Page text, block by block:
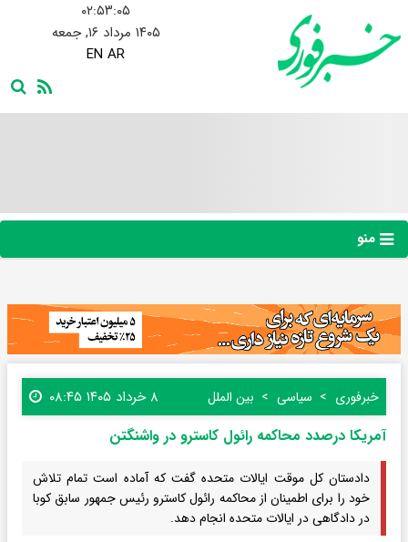
۰۲:۵۳:۰۵
۱۴۰۵ مرداد ۱۶, جمعه
EN AR
منو
خبرفوری سیاسی بین الملل ۸ خرداد ۱۴۰۵ ۰۸:۴۵
آمریکا درصدد محاکمه رائول کاسترو در واشنگتن
دادستان کل موقت ایالات متحده گفت که آماده است تمام تلاش
خود را برای اطمینان از محاکمه رائول کاسترو رئیس جمهور سابق کوبا
در دادگاهی در ایالات متحده انجام دهد.